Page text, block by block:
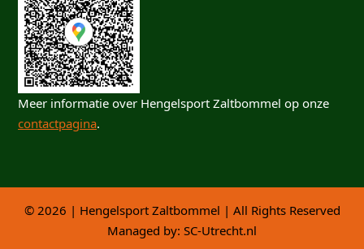
Meer informatie over Hengelsport Zaltbommel op onze
contactpagina.
© 2026 | Hengelsport Zaltbommel | All Rights Reserved
Managed by: SC-Utrecht.nl